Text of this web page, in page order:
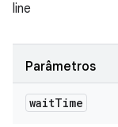
line
Parâmetros
waitTime